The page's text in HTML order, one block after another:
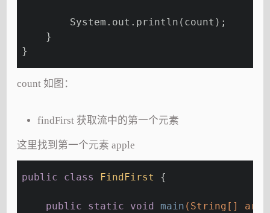
        System.out.println(count);
    }
}
count 如图：
findFirst 获取流中的第一个元素
这里找到第一个元素 apple
public class FindFirst {
public static void main (String[]